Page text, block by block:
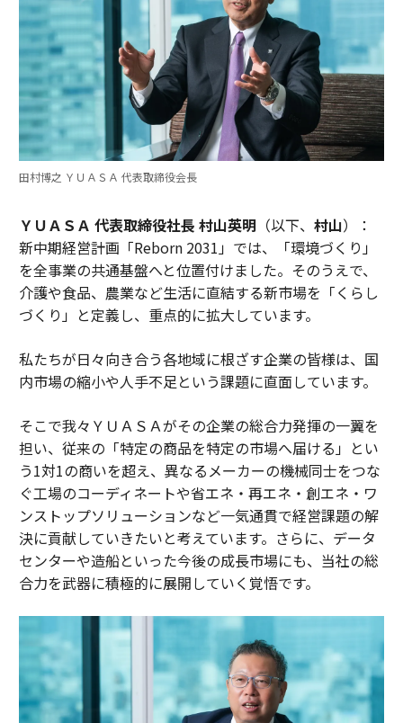
田村博之 ＹＵＡＳＡ 代表取締役会長
ＹＵＡＳＡ 代表取締役社長 村山英明（以下、 村山）：
新中期経営計画「Reborn 2031」では、「環境づくり」
を全事業の共通基盤へと位置付けました。そのうえで、
介護や食品、農業など生活に直結する新市場を「くらし
づくり」と定義し、重点的に拡大しています。
私たちが日々向き合う各地域に根ざす企業の皆様は、国
内市場の縮小や人手不足という課題に直面しています。
そこで我々ＹＵＡＳＡがその企業の総合力発揮の一翼を
担い、従来の「特定の商品を特定の市場へ届ける」とい
う1対1の商いを超え、異なるメーカーの機械同士をつな
ぐ工場のコーディネートや省エネ・再エネ・創エネ・ワ
ンストップソリューションなど一気通貫で経営課題の解
決に貢献していきたいと考えています。さらに、データ
センターや造船といった今後の成長市場にも、当社の総
合力を武器に積極的に展開していく覚悟です。